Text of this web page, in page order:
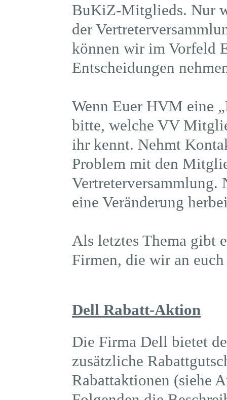
BuKiZ-Mitglieds. Nur
der
können wir im Vorfeld
Entscheidungen
Wenn Euer HVM eine
bitte, welche VV
ihr kennt. Nehmt
Problem mit den
Vertreterversammlung.
eine Veränderung
Als letztes Thema gibt
Firmen, die wir an
Dell Rabatt-Aktion
Die Firma Dell bietet
zusätzliche
Rabattaktionen (siehe